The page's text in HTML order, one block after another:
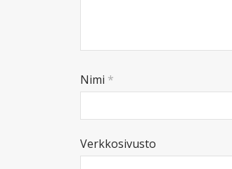
Nimi *
Verkkosivusto